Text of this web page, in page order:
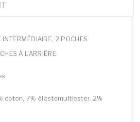
INTERMÉDIAIRE, 2 POCHES
À L'ARRIÈRE
coton, 7% élastomultiester, 2%